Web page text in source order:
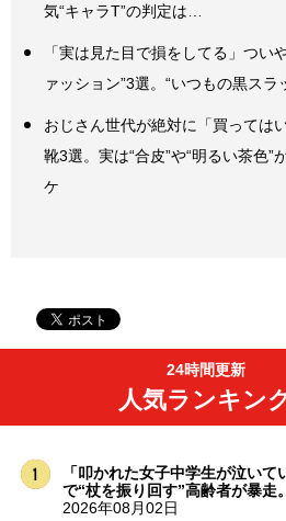
気“キャラT”の判定は…
「実は見た目で損をしてる」つい
ァッション”3選。“いつもの黒スラ
おじさん世代が絶対に「買っては
靴3選。実は“合皮”や“明るい茶色”
ケ
24時間更新
人気ランキン
「叩かれた女子中学生が泣いて
で“杖を振り回す”高齢者が暴走
2026年08月02日